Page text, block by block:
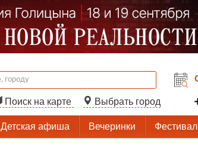
Поиск на карте Выбрать город
Детская афиша Вечеринки